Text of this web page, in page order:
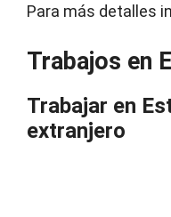
Para más detalles
Trabajos en
Trabajar en
extranjero